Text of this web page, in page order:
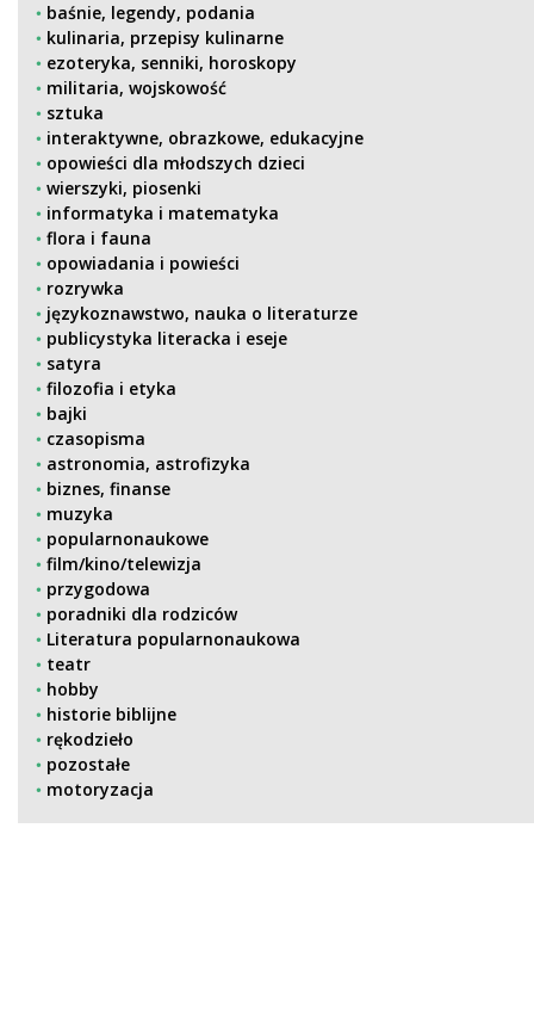
baśnie, legendy, podania
kulinaria, przepisy kulinarne
ezoteryka, senniki, horoskopy
militaria, wojskowość
sztuka
interaktywne, obrazkowe, edukacyjne
opowieści dla młodszych dzieci
wierszyki, piosenki
informatyka i matematyka
flora i fauna
opowiadania i powieści
rozrywka
językoznawstwo, nauka o literaturze
publicystyka literacka i eseje
satyra
filozofia i etyka
bajki
czasopisma
astronomia, astrofizyka
biznes, finanse
muzyka
popularnonaukowe
film/kino/telewizja
przygodowa
poradniki dla rodziców
Literatura popularnonaukowa
teatr
hobby
historie biblijne
rękodzieło
pozostałe
motoryzacja